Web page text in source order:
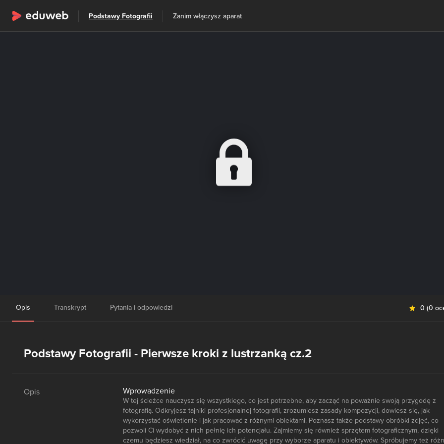
Wszystkie kategorie Szkolenia
Podstawy Fotografii Zanim włączysz aparat
Opis Transkrypt Pytania i odpowiedzi 0 (0
Podstawy Fotografii - Pierwsze kroki z lustrzanką cz.2
Opis Wprowadzenie
W tej ścieżce nauczysz się wszystkiego, co jest potrzebne, aby zacząć na poważnie swoją przygodę z
fotografią. Odkryjesz tajniki profesjonalnej fotografii, zrozumiesz zasady kompozycji, dowiesz się, jak
wykorzystać oświetlenie i jak pracować z różnymi obiektami. Poznasz także podstawy obróbki zdjęć, co
pozwoli Ci wydobyć z nich pełnię ich potencjału. Zajmiemy się również sprzętem fotograficznym, dzięki
czemu będziesz wiedział, na co zwrócić uwagę przy wyborze aparatu i obiektywów. Spróbujemy też